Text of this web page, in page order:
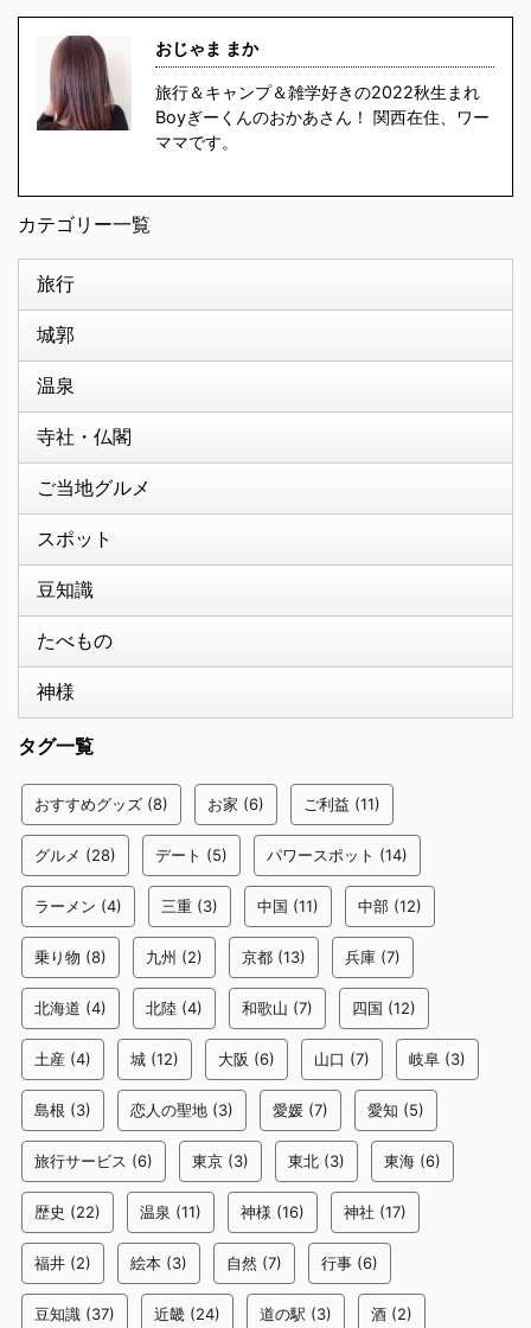
おじゃま まか
旅行＆キャンプ＆雑学好きの2022秋生まれ
Boyぎーくんのおかあさん！ 関西在住、ワー
ママです。
カテゴリー一覧
旅行
城郭
温泉
寺社・仏閣
ご当地グルメ
スポット
豆知識
たべもの
神様
タグ一覧
おすすめグッズ (8) お家 (6) ご利益 (11)
グルメ (28) デート (5) パワースポット (14)
ラーメン (4) 三重 (3) 中国 (11) 中部 (12)
乗り物 (8) 九州 (2) 京都 (13) 兵庫 (7)
北海道 (4) 北陸 (4) 和歌山 (7) 四国 (12)
土産 (4) 城 (12) 大阪 (6) 山口 (7) 岐阜 (3)
島根 (3) 恋人の聖地 (3) 愛媛 (7) 愛知 (5)
旅行サービス (6) 東京 (3) 東北 (3) 東海 (6)
歴史 (22) 温泉 (11) 神様 (16) 神社 (17)
福井 (2) 絵本 (3) 自然 (7) 行事 (6)
豆知識 (37) 近畿 (24) 道の駅 (3) 酒 (2)